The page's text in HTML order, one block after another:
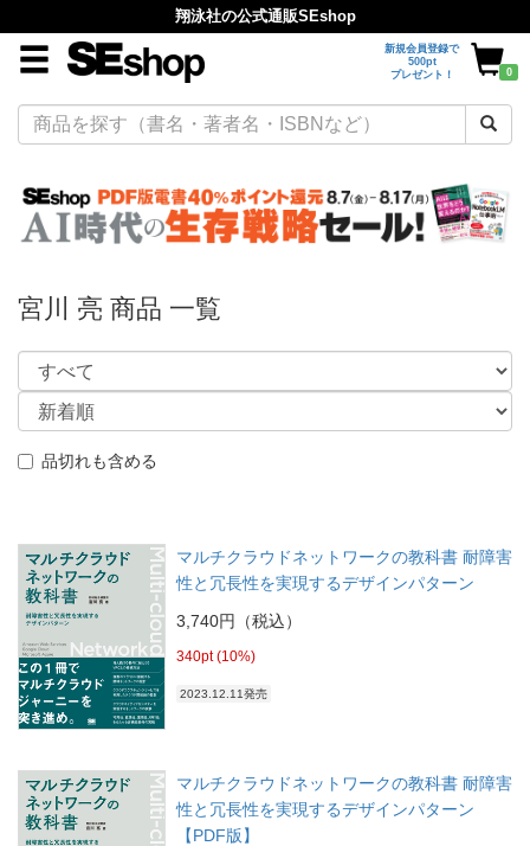
翔泳社の公式通販SEshop
新規会員登録で
500pt
プレゼント！
0
宮川 亮 商品 一覧
品切れも含める
マルチクラウドネットワークの教科書 耐障害
性と冗長性を実現するデザインパターン
3,740円（税込）
340pt (10%)
2023.12.11発売
マルチクラウドネットワークの教科書 耐障害
性と冗長性を実現するデザインパターン
【PDF版】